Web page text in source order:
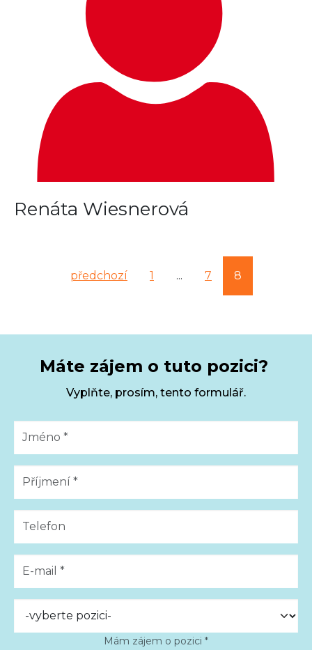
Renáta Wiesnerová
předchozí 1 ... 7 8
Máte zájem o tuto pozici?
Vyplňte, prosím, tento formulář.
Mám zájem o pozici *